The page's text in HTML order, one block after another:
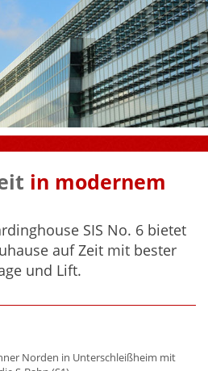
in modernem
SIS No. 6 bietet
auf Zeit mit bester
und Lift.
Norden in Unterschleißheim mit